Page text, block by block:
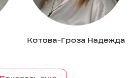
Котова-Гроза Надежда